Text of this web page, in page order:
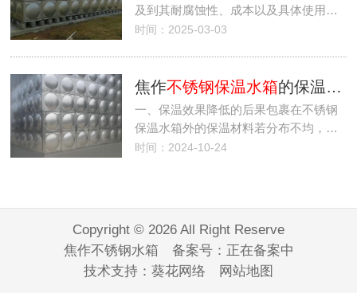
及到其耐腐蚀性、成本以及具体使用…
时间：2025-03-03
焦作不锈钢保温水箱的保温材料不均匀会带来哪些影响？
一、保温效果降低的后果包裹在不锈钢
保温水箱外的保温材料若分布不均，…
时间：2024-10-24
Copyright © 2026 All Right Reserve
焦作不锈钢水箱 备案号： 正在备案中
技术支持： 葵花网络 网站地图